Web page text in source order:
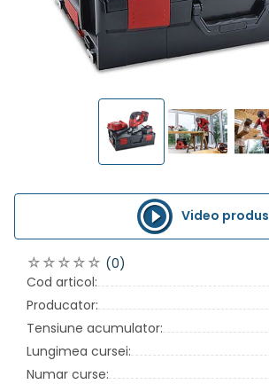
Video produs
(0)
Cod articol:
Producator:
Tensiune acumulator:
Lungimea cursei:
Numar curse: